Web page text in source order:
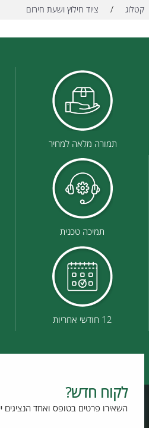
קטלוג / ציוד חילוץ ושעת חירום
תמורה מלאה למחיר
תמיכה טכנית
12 חודשי אחריות
לקוח חדש?
השאירו פרטים בטופס ואחד הנציגים